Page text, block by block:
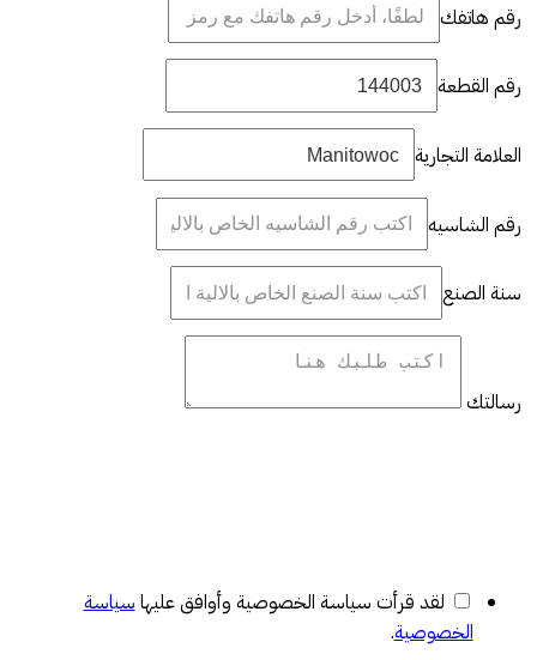
رقم هاتفك
رقم القطعة
العلامة التجارية
رقم الشاسيه
سنة الصنع
رسالتك
لقد قرأت سياسة الخصوصية وأوافق عليها سياسة
الخصوصية.